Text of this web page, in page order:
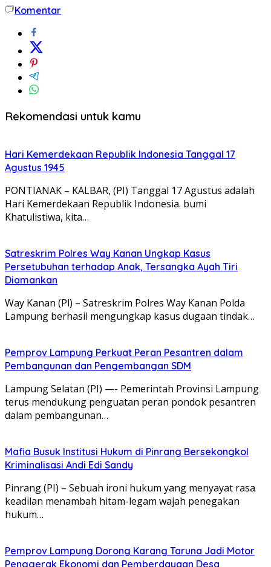
Komentar
Rekomendasi untuk kamu
Hari Kemerdekaan Republik Indonesia Tanggal 17
Agustus 1945
PONTIANAK – KALBAR, (PI) Tanggal 17 Agustus adalah
Hari Kemerdekaan Republik Indonesia. bumi
Khatulistiwa, kita…
Satreskrim Polres Way Kanan Ungkap Kasus
Persetubuhan terhadap Anak, Tersangka Ayah Tiri
Diamankan
Way Kanan (Pl) – Satreskrim Polres Way Kanan Polda
Lampung berhasil mengungkap kasus dugaan tindak…
Pemprov Lampung Perkuat Peran Pesantren dalam
Pembangunan dan Pengembangan SDM
Lampung Selatan (PI) —- Pemerintah Provinsi Lampung
terus mendukung penguatan peran pondok pesantren
dalam pembangunan…
Mafia Busuk Institusi Hukum di Pinrang Bersekongkol
Kriminalisasi Andi Edi Sandy
Pinrang (PI) – Sebuah ironi hukum yang menyayat rasa
keadilan menambah hitam-legam wajah penegakan
hukum…
Pemprov Lampung Dorong Karang Taruna Jadi Motor
Penggerak Ekonomi dan Pemberdayaan Desa